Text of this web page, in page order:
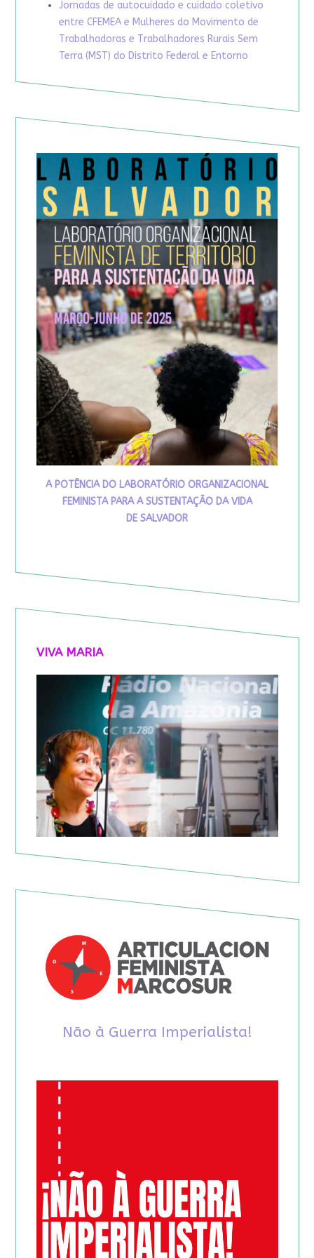
Jornadas de autocuidado e cuidado coletivo
entre CFEMEA e Mulheres do Movimento de
Trabalhadoras e Trabalhadores Rurais Sem
Terra (MST) do Distrito Federal e Entorno
A POTÊNCIA DO LABORATÓRIO ORGANIZACIONAL
FEMINISTA PARA A SUSTENTAÇÃO DA VIDA
DE SALVADOR
VIVA MARIA
Não à Guerra Imperialista!